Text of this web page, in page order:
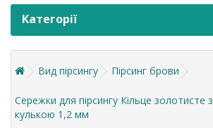
Категорії
Вид пірсингу Пірсинг брови
Сережки для пірсингу Кільце золотисте з
кулькою 1,2 мм